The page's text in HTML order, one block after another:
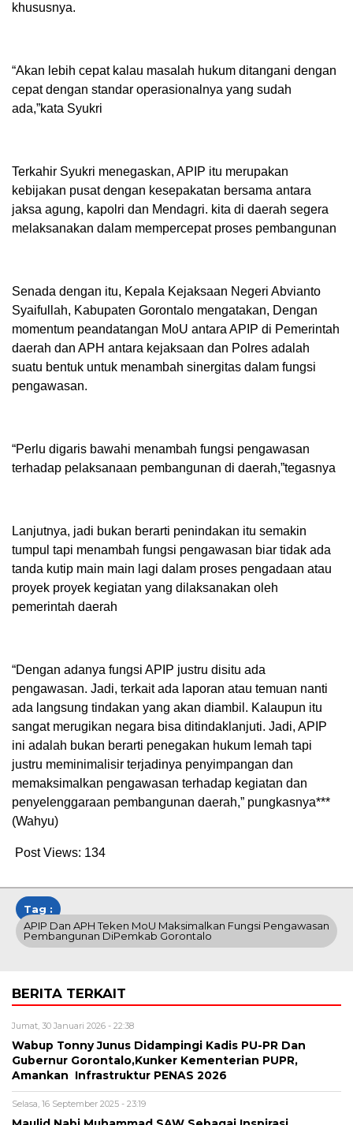
khususnya.
“Akan lebih cepat kalau masalah hukum ditangani dengan
cepat dengan standar operasionalnya yang sudah
ada,”kata Syukri
Terkahir Syukri menegaskan, APIP itu merupakan
kebijakan pusat dengan kesepakatan bersama antara
jaksa agung, kapolri dan Mendagri. kita di daerah segera
melaksanakan dalam mempercepat proses pembangunan
Senada dengan itu, Kepala Kejaksaan Negeri Abvianto
Syaifullah, Kabupaten Gorontalo mengatakan, Dengan
momentum peandatangan MoU antara APIP di Pemerintah
daerah dan APH antara kejaksaan dan Polres adalah
suatu bentuk untuk menambah sinergitas dalam fungsi
pengawasan.
“Perlu digaris bawahi menambah fungsi pengawasan
terhadap pelaksanaan pembangunan di daerah,”tegasnya
Lanjutnya, jadi bukan berarti penindakan itu semakin
tumpul tapi menambah fungsi pengawasan biar tidak ada
tanda kutip main main lagi dalam proses pengadaan atau
proyek proyek kegiatan yang dilaksanakan oleh
pemerintah daerah
“Dengan adanya fungsi APIP justru disitu ada
pengawasan. Jadi, terkait ada laporan atau temuan nanti
ada langsung tindakan yang akan diambil. Kalaupun itu
sangat merugikan negara bisa ditindaklanjuti. Jadi, APIP
ini adalah bukan berarti penegakan hukum lemah tapi
justru meminimalisir terjadinya penyimpangan dan
memaksimalkan pengawasan terhadap kegiatan dan
penyelenggaraan pembangunan daerah,” pungkasnya***
(Wahyu)
Post Views: 134
Tag :
APIP Dan APH Teken MoU Maksimalkan Fungsi Pengawasan
Pembangunan DiPemkab Gorontalo
BERITA TERKAIT
Jumat, 30 Januari 2026 - 22:38
Wabup Tonny Junus Didampingi Kadis PU-PR Dan
Gubernur Gorontalo,Kunker Kementerian PUPR,
Amankan Infrastruktur PENAS 2026
Selasa, 16 September 2025 - 23:19